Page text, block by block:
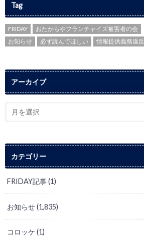
Tag
FRIDAY
おたからやフランチャイズ被害者の会
お知らせ
必ず読んでほしい 情報提供義務違反
アーカイブ
カテゴリー
FRIDAY記事(1)
お知らせ(1,835)
コロッケ(1)